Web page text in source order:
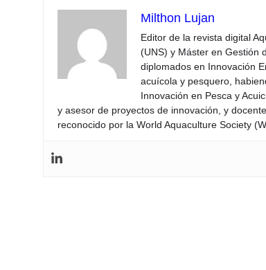
Milthon Lujan
Editor de la revista digital
(UNS) y Máster en Gestión
diplomados en Innovación
acuícola y pesquero,
Innovación en Pesca y
y asesor de proyectos de innovación, y
reconocido por la World Aquaculture Society